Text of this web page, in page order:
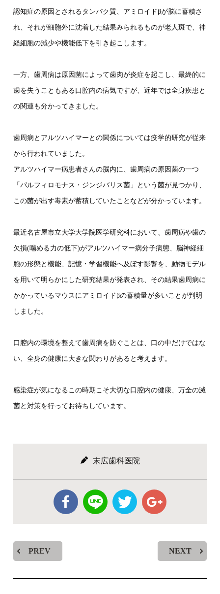
認知症の原因とされるタンパク質、アミロイドβが脳に蓄積さ
れ、それが細胞外に沈着した結果みられるものが老人斑で、神
経細胞の減少や機能低下を引き起こします。
一方、歯周病は原因菌によって歯肉が炎症を起こし、最終的に
歯を失うこともある口腔内の病気ですが、近年では全身疾患と
の関連も分かってきました。
歯周病とアルツハイマーとの関係については疫学的研究が従来
から行われていました。
アルツハイマー病患者さんの脳内に、歯周病の原因菌の一つ
「パルフィロモナス・ジンジバリス菌」という菌が見つかり、
この菌が出す毒素が蓄積していたことなどが分かっています。
最近名古屋市立大学大学院医学研究科において、歯周病や歯の
欠損(噛める力の低下)がアルツハイマー病分子病態、脳神経細
胞の形態と機能、記憶・学習機能へ及ぼす影響を、動物モデル
を用いて明らかにした研究結果が発表され、その結果歯周病に
かかっているマウスにアミロイドβの蓄積量が多いことが判明
しました。
口腔内の環境を整えて歯周病を防ぐことは、口の中だけではな
い、全身の健康に大きな関わりがあると考えます。
感染症が気になるこの時期こそ大切な口腔内の健康、万全の滅
菌と対策を行ってお待ちしています。
末広歯科医院
PREV NEXT